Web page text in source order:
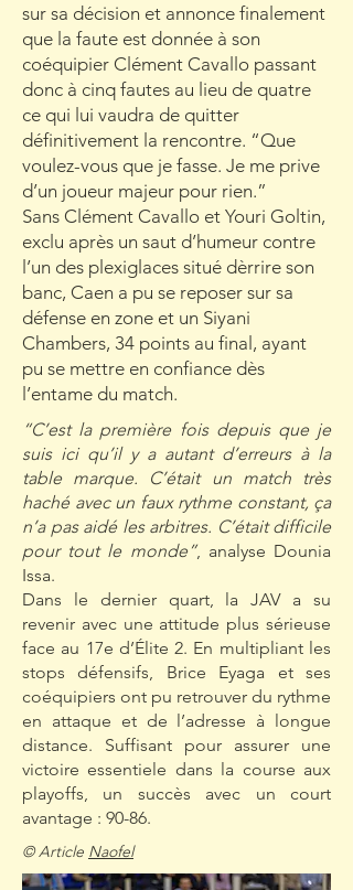
sur sa décision et annonce finalement
que la faute est donnée à son
coéquipier Clément Cavallo passant
donc à cinq fautes au lieu de quatre
ce qui lui vaudra de quitter
définitivement la rencontre. “Que
voulez-vous que je fasse. Je me prive
d’un joueur majeur pour rien.”
Sans Clément Cavallo et Youri Goltin,
exclu après un saut d’humeur contre
l’un des plexiglaces situé dèrrire son
banc, Caen a pu se reposer sur sa
défense en zone et un Siyani
Chambers, 34 points au final, ayant
pu se mettre en confiance dès
l’entame du match.
“C’est la première fois depuis que je
suis ici qu’il y a autant d’erreurs à la
table marque. C’était un match très
haché avec un faux rythme constant, ça
n’a pas aidé les arbitres. C’était difficile
pour tout le monde”, analyse Dounia
Issa.
Dans le dernier quart, la JAV a su
revenir avec une attitude plus sérieuse
face au 17e d’Élite 2. En multipliant les
stops défensifs, Brice Eyaga et ses
coéquipiers ont pu retrouver du rythme
en attaque et de l’adresse à longue
distance. Suffisant pour assurer une
victoire essentiele dans la course aux
playoffs, un succès avec un court
avantage : 90-86.
© Article Naofel